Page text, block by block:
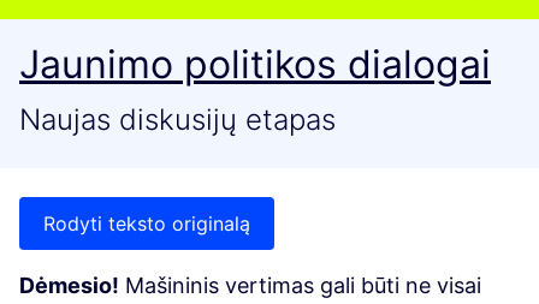
Jaunimo politikos dialogai
Naujas diskusijų etapas
Rodyti teksto originalą
Dėmesio! Mašininis vertimas gali būti ne visai